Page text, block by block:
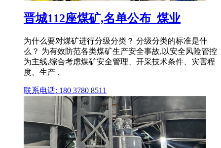
晋城112座煤矿,名单公布_煤业
为什么要对煤矿进行分级分类？ 分级分类的标准是什
么？ 为有效防范各类煤矿生产安全事故,以安全风险管控
为主线,综合考虑煤矿安全管理、开采技术条件、灾害程
度、生产 .
联系电话: 180 3780 8511